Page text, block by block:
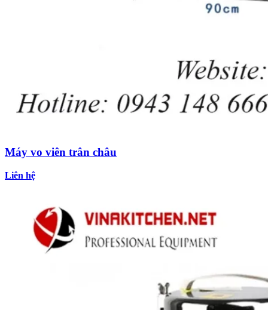
Máy vo viên trân châu
Liên hệ